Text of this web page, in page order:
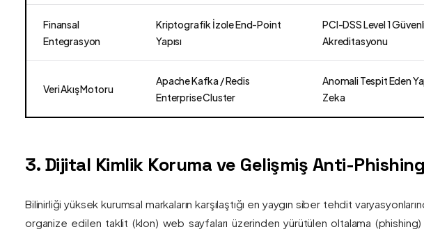
Finansal
Entegrasyon
Kriptografik İzole End-Point
Yapısı
PCI-DSS Level 1
Akreditasyonu
Veri Akış Motoru
Apache Kafka / Redis
Enterprise Cluster
Anomali Tespit Eden
Zeka
3. Dijital Kimlik Koruma ve Gelişmiş Anti-
Bilinirliği yüksek kurumsal markaların karşılaştığı en yaygın siber tehdit
organize edilen taklit (klon) web sayfaları üzerinden yürütülen oltalama (phishing)